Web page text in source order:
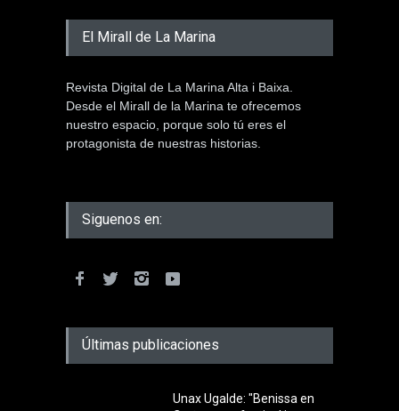
El Mirall de La Marina
Revista Digital de La Marina Alta i Baixa.
Desde el Mirall de la Marina te ofrecemos
nuestro espacio, porque solo tú eres el
protagonista de nuestras historias.
Siguenos en:
Últimas publicaciones
Unax Ugalde: "Benissa en